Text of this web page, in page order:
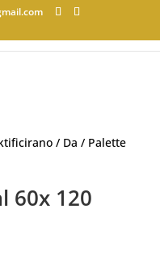
/ Da / Palette
60x 120